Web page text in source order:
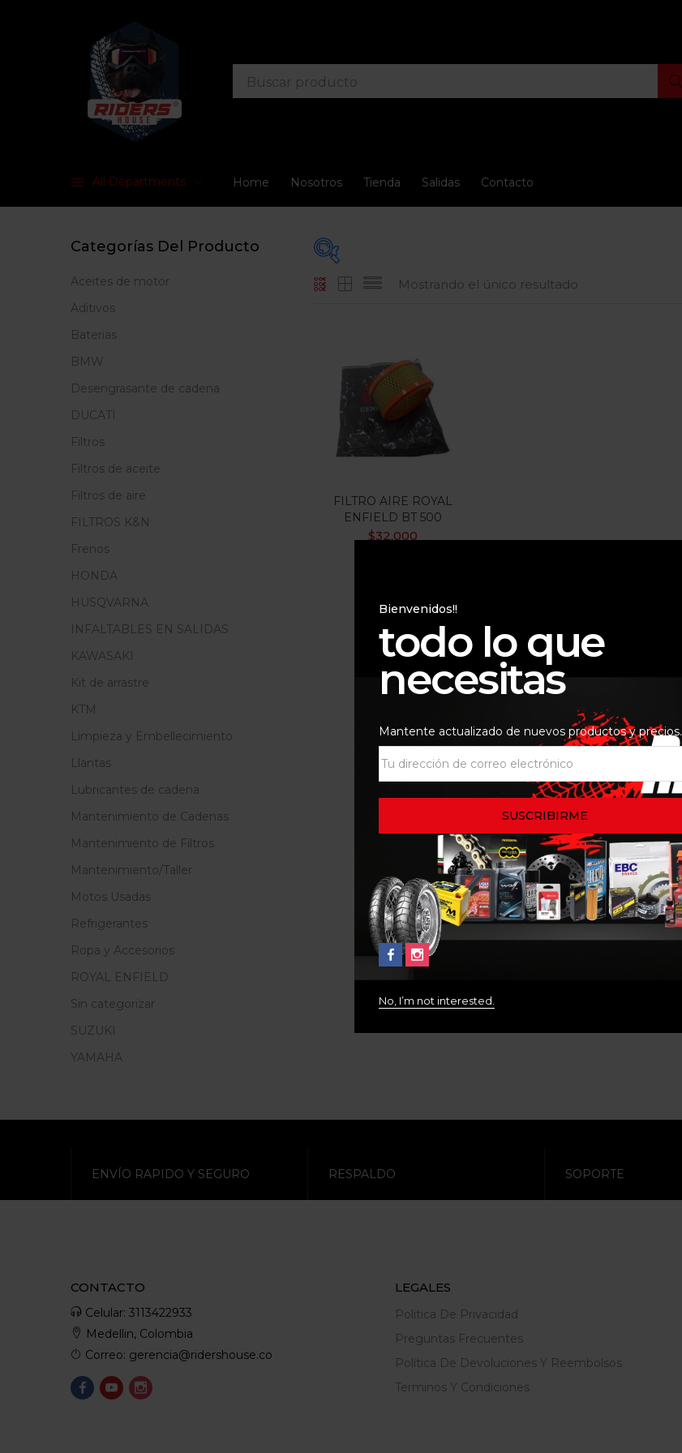
All Departments Home Nosotros Tienda Salidas Contacto
En oferta
Categorias
Categorias
Mostrando el único resultado
FILTRO AIRE ROYAL
ENFIELD BT 500
$32.000
Categorías Del Producto
Aceites de motor
Aditivos
Baterias
BMW
Desengrasante de cadena
DUCATI
Filtros
Filtros de aceite
Filtros de aire
FILTROS K&N
Frenos
HONDA
HUSQVARNA
INFALTABLES EN SALIDAS
KAWASAKI
Kit de arrastre
KTM
Limpieza y Embellecimiento
Llantas
Lubricantes de cadena
Mantenimiento de Cadenas
Mantenimiento de Filtros
Mantenimiento/Taller
Motos Usadas
Refrigerantes
Ropa y Accesorios
ROYAL ENFIELD
Sin categorizar
SUZUKI
YAMAHA
Bienvenidos!!
todo lo que
necesitas
Mantente actualizado de nuevos productos y precios.
No, I’m not interested.
ENVÍO RAPIDO Y SEGURO RESPALDO SOPORTE
CONTACTO
Celular: 3113422933
Medellin, Colombia
Correo: gerencia@ridershouse.co
LEGALES
Politica De Privacidad
Preguntas Frecuentes
Política De Devoluciones Y Reembolsos
Terminos Y Condiciones